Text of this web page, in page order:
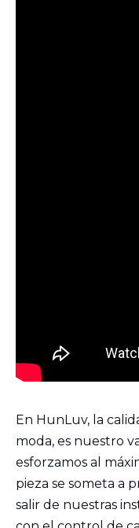
En HunLuv, la
moda, es nuestro
esforzamos al
pieza se someta a
salir de nuestras